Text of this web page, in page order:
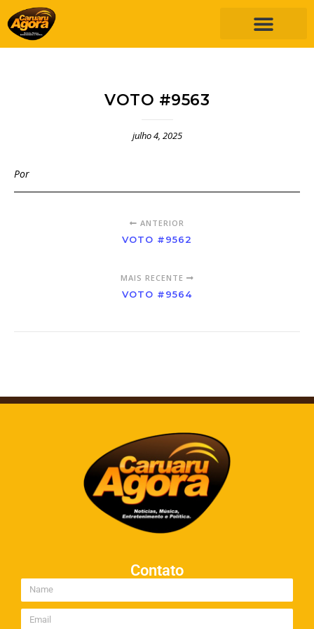
VOTO #9563
julho 4, 2025
Por
ANTERIOR
VOTO #9562
MAIS RECENTE
VOTO #9564
Contato